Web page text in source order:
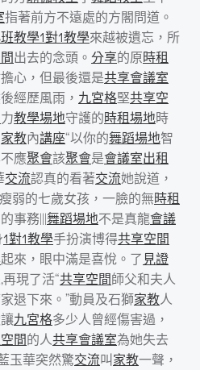
指著前方不遠處的方閣問道。
教學1對1教學來越被遺忘，所
出去的念頭。 分享的原時租
心，但最後還是共享會議室
經歷風雨， 九宮格堅共享空
力教學場地守護的時租場地時
家教內講座“以你的舞蹈場地智
應聚會該聚會是會議室出租
交流認真的看著交流她說道，
弱的七歲女孩，一臉的無時租
事務|||舞蹈場地不是真龍會議
1對1教學手扮演博得共享空間
起來，眼中滿是喜悅。了 見證
再現了活“共享空間師父和夫人
退下來。”動員及石獅家教人
九宮格多少人曾經傷害過，
間的人共享會議室為她失去
玉華突然驚交流叫家教一聲，